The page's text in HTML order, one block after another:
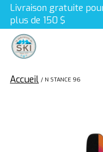
Livraison gratuite
plus de 150 $
Accueil / N STANCE 96